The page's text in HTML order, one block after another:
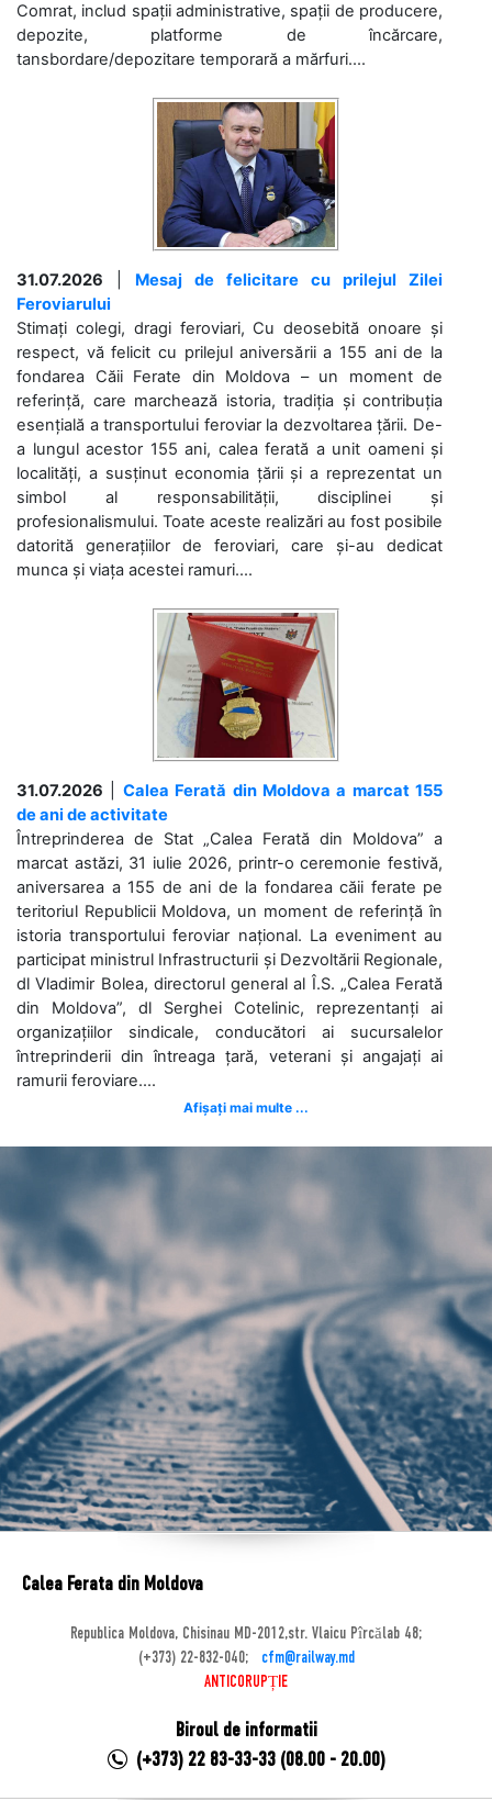
Comrat, includ spații administrative, spații de producere,
depozite, platforme de încărcare,
tansbordare/depozitare temporară a mărfuri....
31.07.2026
Mesaj de felicitare cu prilejul Zilei
Feroviarului
Stimați colegi, dragi feroviari, Cu deosebită onoare și
respect, vă felicit cu prilejul aniversării a 155 ani de la
fondarea Căii Ferate din Moldova – un moment de
referință, care marchează istoria, tradiția și contribuția
esențială a transportului feroviar la dezvoltarea țării. De-
a lungul acestor 155 ani, calea ferată a unit oameni și
localități, a susținut economia țării și a reprezentat un
simbol al responsabilității, disciplinei și
profesionalismului. Toate aceste realizări au fost posibile
datorită generațiilor de feroviari, care și-au dedicat
munca și viața acestei ramuri....
31.07.2026
Calea Ferată din Moldova a marcat 155
de ani de activitate
Întreprinderea de Stat „Calea Ferată din Moldova” a
marcat astăzi, 31 iulie 2026, printr-o ceremonie festivă,
aniversarea a 155 de ani de la fondarea căii ferate pe
teritoriul Republicii Moldova, un moment de referință în
istoria transportului feroviar național. La eveniment au
participat ministrul Infrastructurii și Dezvoltării Regionale,
dl Vladimir Bolea, directorul general al Î.S. „Calea Ferată
din Moldova”, dl Serghei Cotelinic, reprezentanți ai
organizațiilor sindicale, conducători ai sucursalelor
întreprinderii din întreaga țară, veterani și angajați ai
ramurii feroviare....
Afișați mai multe ...
Calea Ferata din Moldova
Republica Moldova, Chisinau MD-2012,str. Vlaicu Pîrcălab 48;
(+373) 22-832-040;
cfm@railway.md
ANTICORUPȚIE
Biroul de informatii
(+373) 22 83-33-33 (08.00 - 20.00)